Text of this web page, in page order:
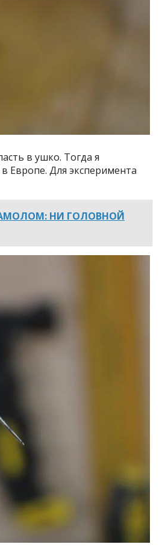
в ушко. Тогда я
Европе. Для эксперимента
НИ ГОЛОВНОЙ